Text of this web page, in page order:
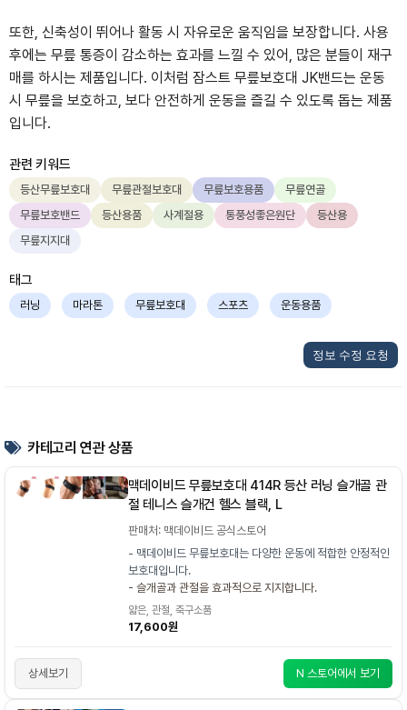
또한, 신축성이 뛰어나 활동 시 자유로운 움직임을 보장합니다. 사용
후에는 무릎 통증이 감소하는 효과를 느낄 수 있어, 많은 분들이 재구
매를 하시는 제품입니다. 이처럼 잠스트 무릎보호대 JK밴드는 운동
시 무릎을 보호하고, 보다 안전하게 운동을 즐길 수 있도록 돕는 제품
입니다.
관련 키워드
등산무릎보호대 무릎관절보호대 무릎보호용품
무릎연골
무릎보호밴드
등산용품 사계절용 통풍성좋은원단
등산용
무릎지지대
태그
러닝 마라톤 무릎보호대 스포츠 운동용품
정보 수정 요청
카테고리 연관 상품
맥데이비드 무릎보호대 414R 등산 러닝 슬개골 관
절 테니스 슬개건 헬스 블랙, L
판매처: 맥데이비드 공식스토어
- 맥데이비드 무릎보호대는 다양한 운동에 적합한 안정적인
보호대입니다.
- 슬개골과 관절을 효과적으로 지지합니다.
얇은, 관절, 축구소품
17,600원
상세보기 N 스토어에서 보기